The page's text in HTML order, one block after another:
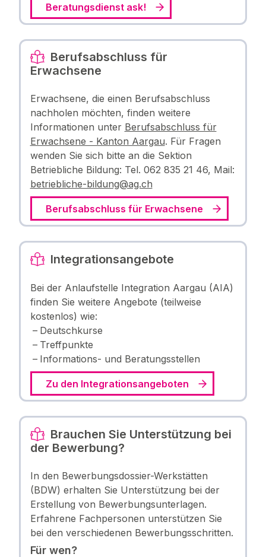
Beratungsdienst ask!
Berufsabschluss für
Erwachsene
Erwachsene, die einen Berufsabschluss
nachholen möchten, finden weitere
Informationen unter Berufsabschluss für
Erwachsene - Kanton Aargau. Für Fragen
wenden Sie sich bitte an die Sektion
Betriebliche Bildung: Tel. 062 835 21 46, Mail:
betriebliche-bildung@ag.ch
Berufsabschluss für Erwachsene
Integrationsangebote
Bei der Anlaufstelle Integration Aargau (AIA)
finden Sie weitere Angebote (teilweise
kostenlos) wie:
Deutschkurse
Treffpunkte
Informations- und Beratungsstellen
Zu den Integrationsangeboten
Brauchen Sie Unterstützung bei
der Bewerbung?
In den Bewerbungsdossier-Werkstätten
(BDW) erhalten Sie Unterstützung bei der
Erstellung von Bewerbungsunterlagen.
Erfahrene Fachpersonen unterstützen Sie
bei den verschiedenen Bewerbungsschritten.
Für wen?